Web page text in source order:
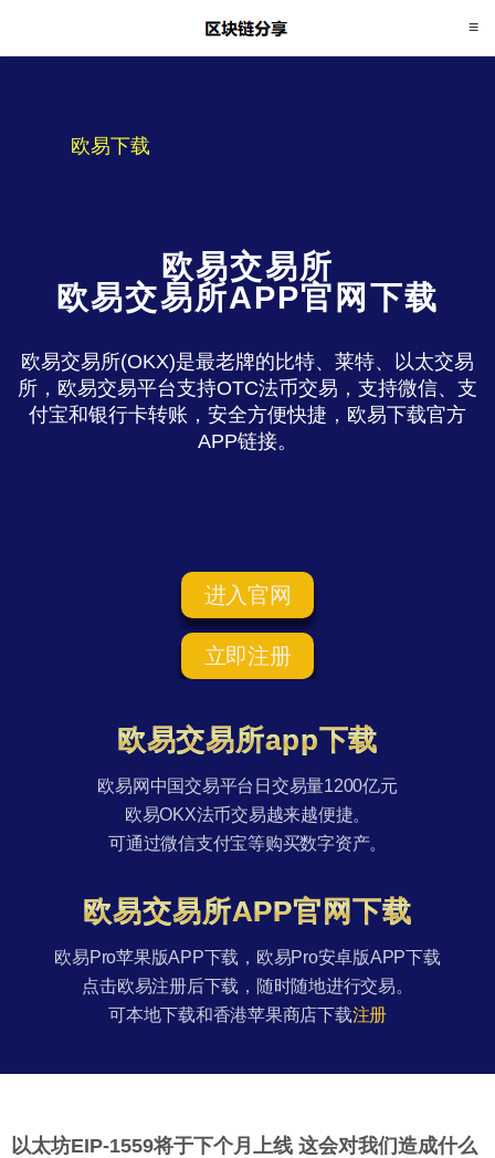
欧易下载
欧易交易所
欧易交易所APP官网下载
欧易交易所(OKX)是最老牌的比特、莱特、以太交易
所，欧易交易平台支持OTC法币交易，支持微信、支
付宝和银行卡转账，安全方便快捷，欧易下载官方
APP链接。
进入官网
立即注册
欧易交易所app下载
欧易网中国交易平台日交易量1200亿元
欧易OKX法币交易越来越便捷。
可通过微信支付宝等购买数字资产。
欧易交易所APP官网下载
欧易Pro苹果版APP下载，欧易Pro安卓版APP下载
点击欧易注册后下载，随时随地进行交易。
可本地下载和香港苹果商店下载注册
以太坊EIP-1559将于下个月上线 这会对我们造成什么